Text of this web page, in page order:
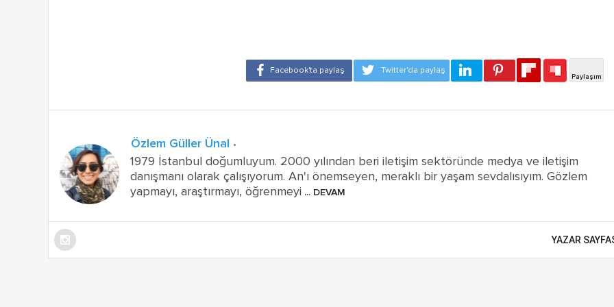
Özlem Güller Ünal
1979 İstanbul doğumluyum. 2000 yılından beri iletişim sektöründe medya ve iletişim
danışmanı olarak çalışıyorum. An'ı önemseyen, meraklı bir yaşam sevdalısıyım. Gözlem
yapmayı, araştırmayı, öğrenmeyi ... DEVAM
YAZAR